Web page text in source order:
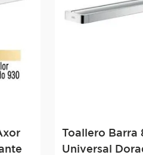
Toallero Barra
Universal